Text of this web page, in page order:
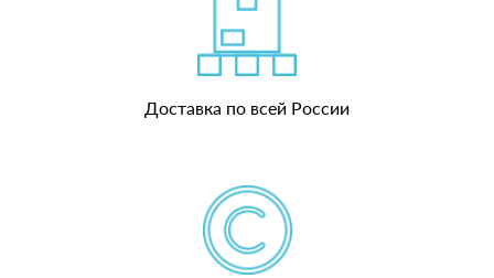
Доставка по всей России